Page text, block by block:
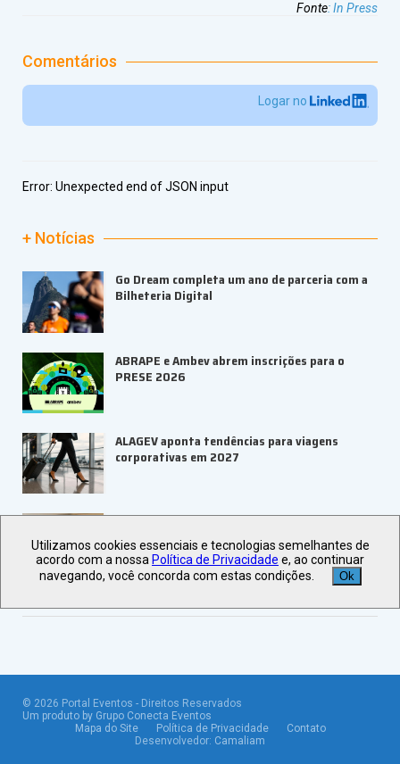
Fonte:In Press
Comentários
Logar no
Error: Unexpected end of JSON input
+ Notícias
Go Dream completa um ano de parceria com a
Bilheteria Digital
ABRAPE e Ambev abrem inscrições para o
PRESE 2026
ALAGEV aponta tendências para viagens
corporativas em 2027
UBRAFE e SP Negócios fortalecem
ecossistema de eventos B2B
© 2026 Portal Eventos - Direitos Reservados
Um produto by Grupo Conecta Eventos
Mapa do Site
Política de Privacidade
Contato
Desenvolvedor: Camaliam
Utilizamos cookies essenciais e tecnologias semelhantes de
acordo com a nossa Política de Privacidade e, ao continuar
navegando, você concorda com estas condições.
Ok